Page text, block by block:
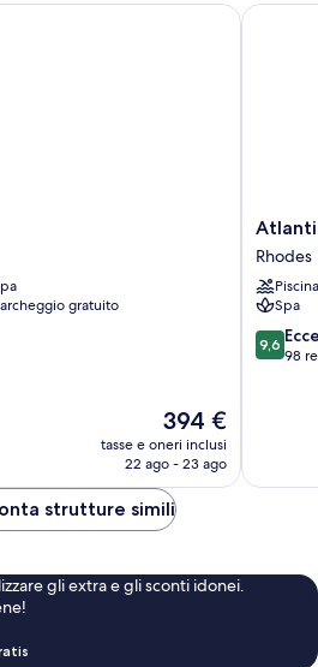
gratuito
Il
prezzo
attuale
394 €
394 €
tasse e oneri inclusi
22 ago - 23 ago
Atlantica
Imperial
Resort
-
Adults
Only
Rhodes
Rhodes
Piscina
Spa
9.6
su
9,6
98
strutture simili
gli extra e gli sconti idonei.